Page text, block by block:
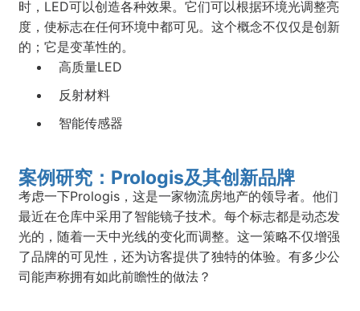
时，LED可以创造各种效果。它们可以根据环境光调整亮
度，使标志在任何环境中都可见。这个概念不仅仅是创新
的；它是变革性的。
高质量LED
反射材料
智能传感器
案例研究：Prologis及其创新品牌
考虑一下Prologis，这是一家物流房地产的领导者。他们
最近在仓库中采用了智能镜子技术。每个标志都是动态发
光的，随着一天中光线的变化而调整。这一策略不仅增强
了品牌的可见性，还为访客提供了独特的体验。有多少公
司能声称拥有如此前瞻性的做法？